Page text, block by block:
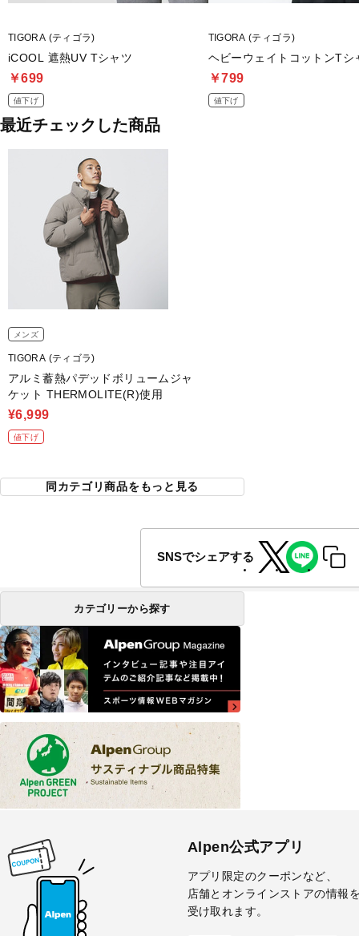
TIGORA (ティゴラ)
iCOOL 遮熱UV Tシャツ
￥699
値下げ
TIGORA (ティゴラ)
ヘビーウェイトコットンTシ
￥799
値下げ
最近チェックした商品
メンズ
TIGORA (ティゴラ)
アルミ蓄熱パデッドボリュームジャ
ケット THERMOLITE(R)使用
¥6,999
値下げ
同カテゴリ商品をもっと見る
SNSでシェアする
カテゴリーから探す
Alpen公式アプリ
アプリ限定のクーポンなど、
店舗とオンラインストアの情報
受け取れます。